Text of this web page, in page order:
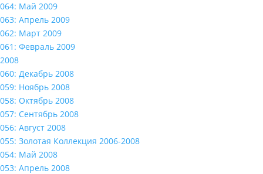
064: Май 2009
063: Апрель 2009
062: Март 2009
061: Февраль 2009
2008
060: Декабрь 2008
059: Ноябрь 2008
058: Октябрь 2008
057: Сентябрь 2008
056: Август 2008
055: Золотая Коллекция 2006-2008
054: Май 2008
053: Апрель 2008